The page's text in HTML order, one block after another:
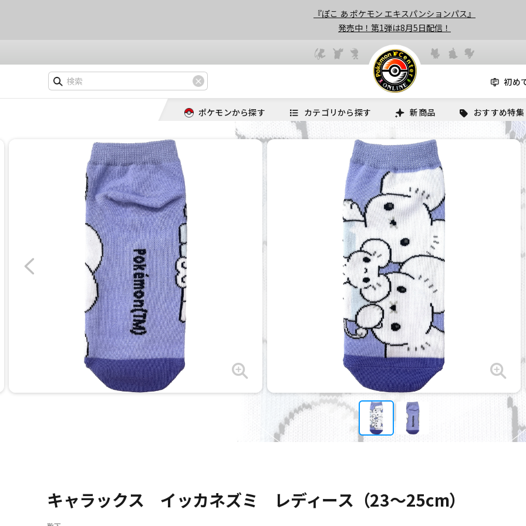
『ぽこ あ ポケモン エキスパンションパス』
発売中！第1弾は8月5日配信！
初め
ポケモンから探す カテゴリから探す 新商品 おすすめ特集
キャラックス イッカネズミ レディース（23～25cm）